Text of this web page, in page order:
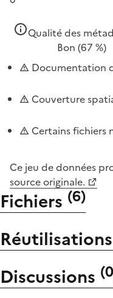
Qualité des
Bon (67 %)
Documentation
Couverture
Certains fichiers
Ce jeu de données
source originale.
Fichiers (6)
Discussions (0